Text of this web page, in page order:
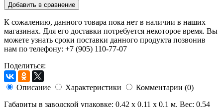
Добавить в сравнение
К сожалению, данного товара пока нет в наличии в наших
магазинах. Для его доставки потребуется некоторое время. Вы
можете узнать сроки поставки данного продукта позвонив
нам по телефону: +7 (905) 110-77-07
Поделиться:
Описание Характеристики
Комментарии (0)
Габариты в заводской упаковке: 0.42 x 0.11 x 0.1 м. Вес: 0.54